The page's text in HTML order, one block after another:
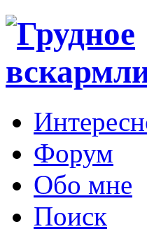
Форум
Обо мне
Поиск